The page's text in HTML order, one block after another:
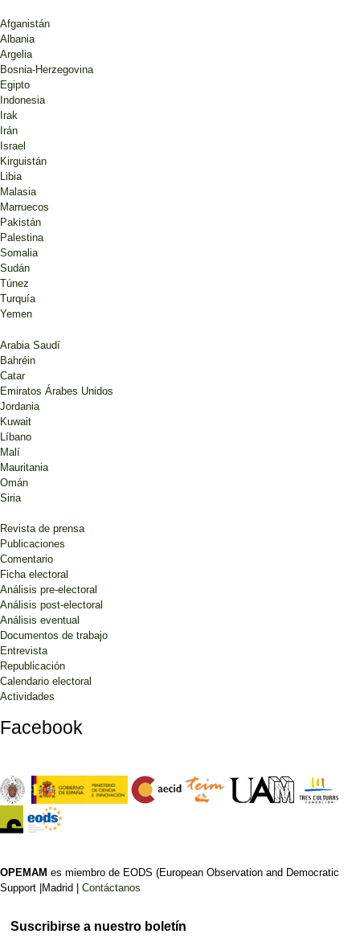
Afganistán
Albania
Argelia
Bosnia-Herzegovina
Egipto
Indonesia
Irak
Irán
Israel
Kirguistán
Libia
Malasia
Marruecos
Pakistán
Palestina
Somalia
Sudán
Túnez
Turquía
Yemen
Arabia Saudí
Bahréin
Catar
Emiratos Árabes Unidos
Jordania
Kuwait
Líbano
Malí
Mauritania
Omán
Siria
Revista de prensa
Publicaciones
Comentario
Ficha electoral
Análisis pre-electoral
Análisis post-electoral
Análisis eventual
Documentos de trabajo
Entrevista
Republicación
Calendario electoral
Actividades
Facebook
OPEMAM es miembro de EODS (European Observation and Democratic
Support |Madrid | Contáctanos
Suscribirse a nuestro boletín